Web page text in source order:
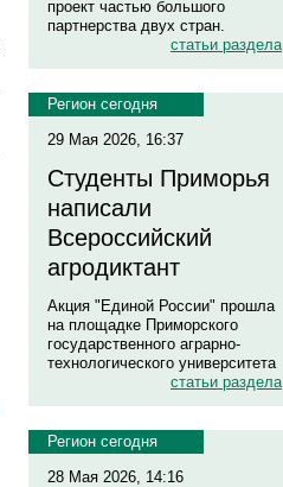
проект частью большого
партнерства двух стран.
статьи раздела
Регион сегодня
29 Мая 2026, 16:37
Студенты Приморья
написали
Всероссийский
агродиктант
Акция "Единой России" прошла
на площадке Приморского
государственного аграрно-
технологического университета
статьи раздела
Регион сегодня
28 Мая 2026, 14:16